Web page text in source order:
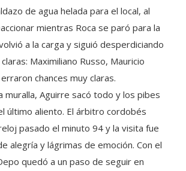
de agua helada para el local, al
mientras Roca se paró para la
a la carga y siguió desperdiciando
Maximiliano Russo, Mauricio
chances muy claras.
muralla, Aguirre sacó todo y los pibes
último aliento. El árbitro cordobés
pasado el minuto 94 y la visita fue
alegría y lágrimas de emoción. Con el
quedó a un paso de seguir en